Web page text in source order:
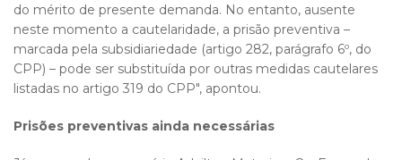
do mérito de presente demanda. No entanto, ausente
neste momento a cautelaridade, a prisão preventiva –
marcada pela subsidiariedade (artigo 282, parágrafo 6º, do
CPP) – pode ser substituída por outras medidas cautelares
listadas no artigo 319 do CPP", apontou.
Prisões preventivas ainda necessárias